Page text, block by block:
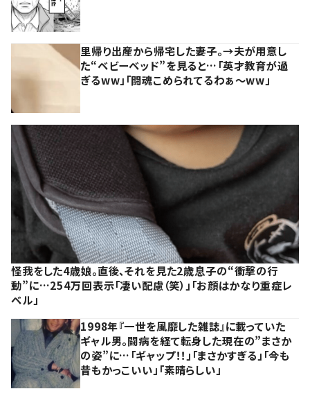
里帰り出産から帰宅した妻子。→夫が用意し
た“ベビーベッド”を見ると…「英才教育が過
ぎるww」「闘魂こめられてるわぁ～ww」
怪我をした4歳娘。直後、それを見た2歳息子の“衝撃の行
動”に…254万回表示「凄い配慮（笑）」「お顔はかなり重症レ
ベル」
1998年『一世を風靡した雑誌』に載っていた
ギャル男。闘病を経て転身した現在の”まさか
の姿”に…「ギャップ！！」「まさかすぎる」「今も
昔もかっこいい」「素晴らしい」